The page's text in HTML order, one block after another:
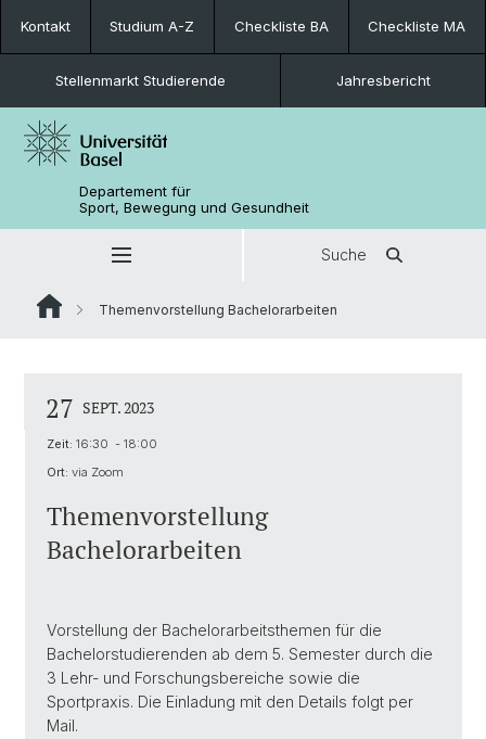
Kontakt Studium A-Z Checkliste BA Checkliste MA
Stellenmarkt Studierende Jahresbericht
Departement für
Sport, Bewegung und Gesundheit
Suche
Themenvorstellung Bachelorarbeiten
27 SEPT. 2023
Zeit: 16:30 - 18:00
Ort: via Zoom
Themenvorstellung
Bachelorarbeiten
Vorstellung der Bachelorarbeitsthemen für die
Bachelorstudierenden ab dem 5. Semester durch die
3 Lehr- und Forschungsbereiche sowie die
Sportpraxis. Die Einladung mit den Details folgt per
Mail.